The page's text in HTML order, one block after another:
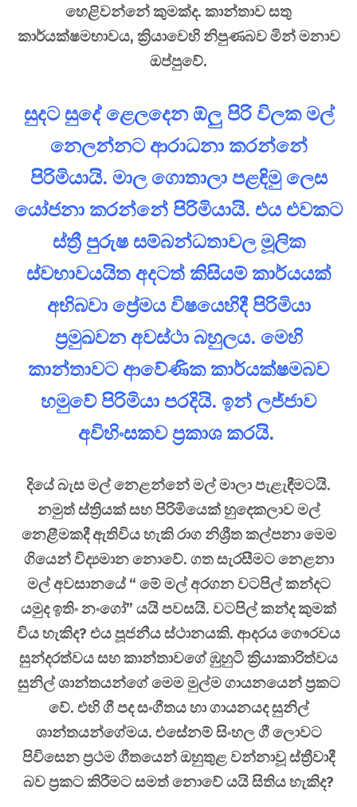
හෙළිවන්නේ කුමක්ද. කාන්තාව සතු
කාර්යක්ෂමභාවය, ක්‍රියාවෙහි නිපුණබව මින් මනාව
ඔප්පුවේ.
සුදට සුදේ ළෙලදෙන ඕලු‍ පිරි විලක මල්
නෙලන්නට ආරාධනා කරන්නේ
පිරිමියායි. මාල ගොතාලා පළඳිමු ලෙස
යෝජනා කරන්නේ පිරිමියායි. එය එවකට
ස්ත්‍රී පුරුෂ සම්බන්ධතාවල මූලික
ස්වභාවයයිත අදටත් කිසියම් කාර්යයක්
අභිබවා ප්‍රේමය විෂයෙහිදී පිරිමියා
ප්‍රමුඛවන අවස්ථා බහුලය. මෙහි
කාන්තාවට ආවේණික කාර්යක්ෂමබව
හමුවේ පිරිමියා පරදියි. ඉන් ලජ්ජාව
අවිහිංසකව ප්‍රකාශ කරයි.
දියේ බැස මල් නෙළන්නේ මල් මාලා පැළැඳීමටයි.
නමුත් ස්ත්‍රියක් සහ පිරිමියෙක් හුදෙකලාව මල්
නෙළීමකදී ඇතිවිය හැකි රාග නිශ්‍රීත කල්පනා මෙම
ගියෙන් විද්‍යමාන නොවේ. ගත සැරසීමට නෙළනා
මල් අවසානයේ “ මේ මල් අරගන වටපිල් කන්දට
යමුද ඉතිං නංගෝ” යයි පවසයි. වටපිල් කන්ද කුමක්
විය හැකිද? එය පූජනීය ස්ථානයකි. ආදරය ගෞරවය
සුන්දරත්වය සහ කාන්තාවගේ ඹුහුටි ක්‍රියාකාරිත්වය
සුනිල් ශාන්තයන්ගේ මෙම මුල්ම ගායනයෙන් ප්‍රකට
වේ. එහි ගී පද සංගීතය හා ගායනයද සුනිල්
ශාන්තයන්ගේමය. එසේනම් සිංහල ගී ලොවට
පිවිසෙන ප්‍රථම ගීතයෙන් ඔහුතුළ වන්නාවූ ස්ත්‍රීවාදී
බව ප්‍රකට කිරීමට සමත් නොවේ යයි සිතිය හැකිද?